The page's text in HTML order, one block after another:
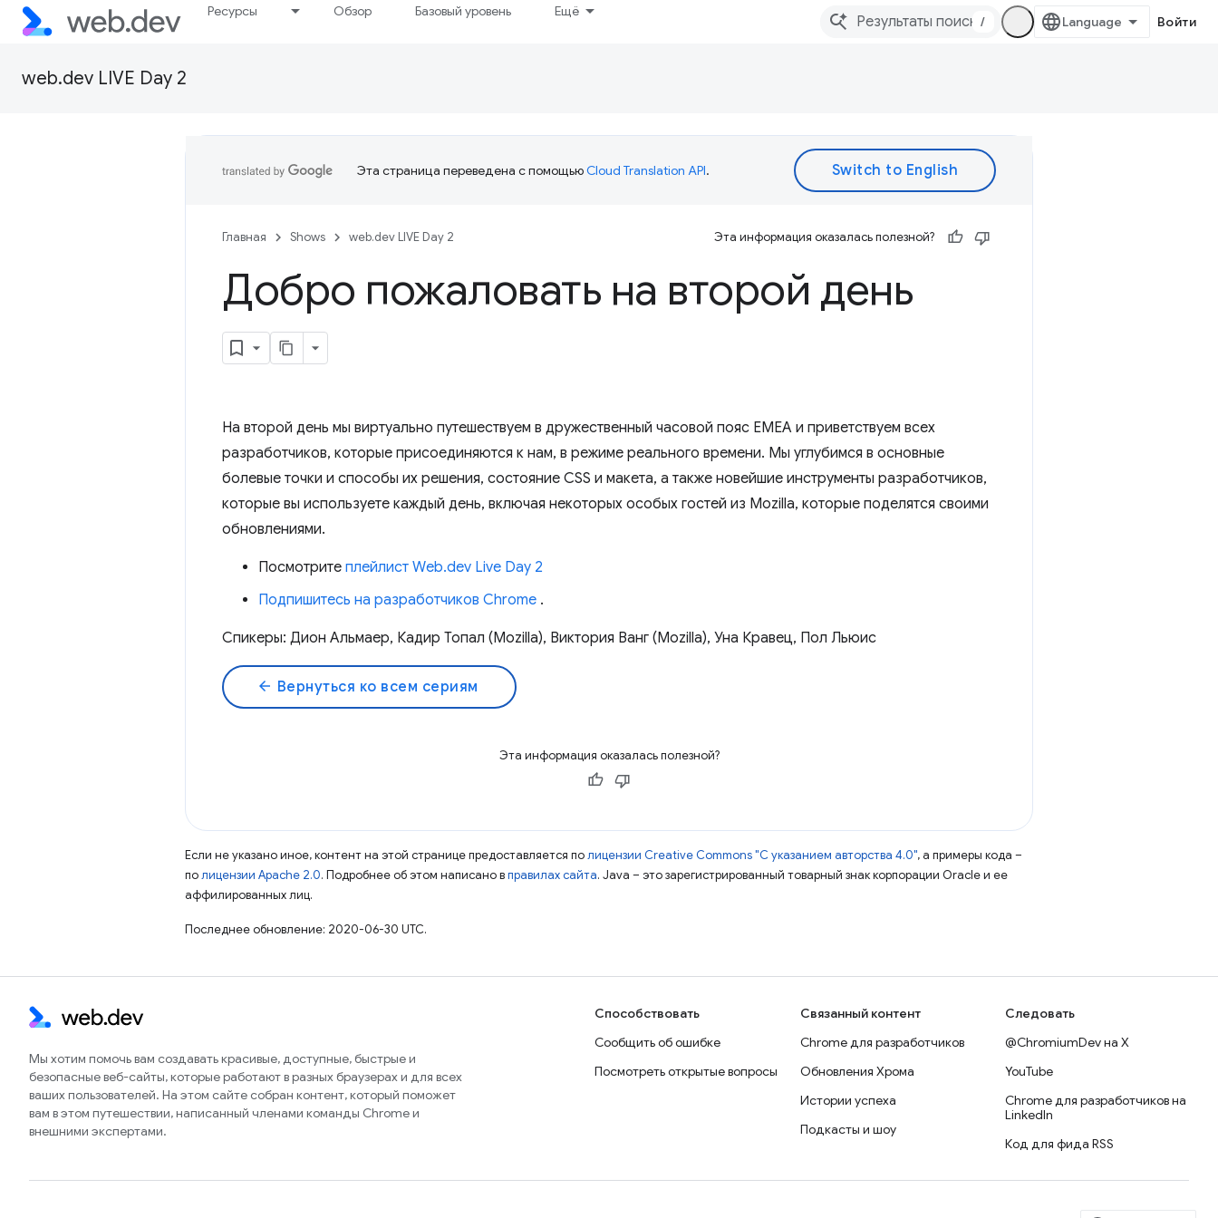
Ресурсы Обзор Базовый уровень Ещё
/ Войти
web.dev LIVE Day 2
Эта страница переведена с помощьюCloud Translation API.
Главная Shows web.dev LIVE Day 2 Эта информация оказалась полезной?
Добро пожаловать на второй день
На второй день мы виртуально путешествуем в дружественный часовой пояс EMEA и приветствуем всех
разработчиков, которые присоединяются к нам, в режиме реального времени. Мы углубимся в основные
болевые точки и способы их решения, состояние CSS и макета, а также новейшие инструменты разработчиков,
которые вы используете каждый день, включая некоторых особых гостей из Mozilla, которые поделятся своими
обновлениями.
Посмотрите плейлист Web.dev Live Day 2
Подпишитесь на разработчиков Chrome .
Спикеры: Дион Альмаер, Кадир Топал (Mozilla), Виктория Ванг (Mozilla), Уна Кравец, Пол Льюис
arrow_back Вернуться ко всем сериям
Эта информация оказалась полезной?
Если не указано иное, контент на этой странице предоставляется полицензии Creative Commons "С указанием авторства 4.0", а примеры кода –
полицензии Apache 2.0. Подробнее об этом написано вправилах сайта. Java – это зарегистрированный товарный знак корпорации Oracle и ее
аффилированных лиц.
Последнее обновление: 2020-06-30 UTC.
Мы хотим помочь вам создавать красивые, доступные, быстрые и
безопасные веб-сайты, которые работают в разных браузерах и для всех
ваших пользователей. На этом сайте собран контент, который поможет
вам в этом путешествии, написанный членами команды Chrome и
внешними экспертами.
Способствовать
Сообщить об ошибке
Посмотреть открытые вопросы
Связанный контент
Chrome для разработчиков
Обновления Хрома
Истории успеха
Подкасты и шоу
Следовать
@ChromiumDev на X
YouTube
Chrome для разработчиков на
LinkedIn
Код для фида RSS